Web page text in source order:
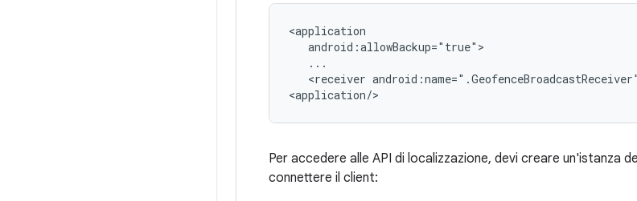
<receiver
<application/>
Per accedere alle API di localizzazione, devi creare un'istanza
connettere il client: